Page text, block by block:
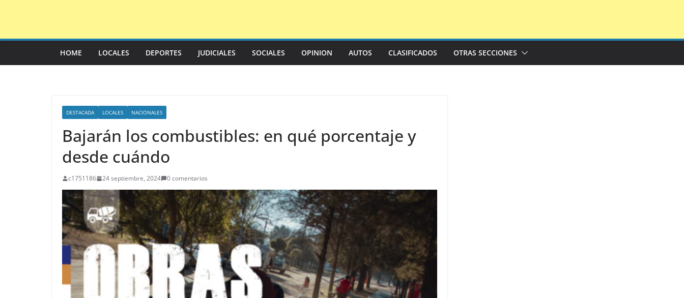
HOME LOCALES DEPORTES JUDICIALES SOCIALES OPINION AUTOS CLASIFICADOS OTRAS SECCIONES
DESTACADA LOCALES NACIONALES
Bajarán los combustibles: en qué porcentaje y
desde cuándo
c1751186 24 septiembre, 2024 0 comentarios